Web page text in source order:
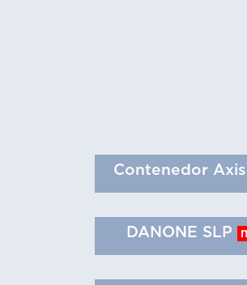
Contenedor Axis
DANONE SLP